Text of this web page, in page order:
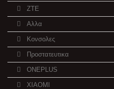
ZTE
Αλλα
Κονσολες
Προστατευτικα
ONEPLUS
XIAOMI